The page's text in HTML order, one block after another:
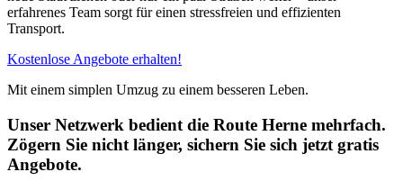
erfahrenes Team sorgt für einen stressfreien und effizienten
Transport.
Kostenlose Angebote erhalten!
Mit einem simplen Umzug zu einem besseren Leben.
Unser Netzwerk bedient die Route Herne mehrfach.
Zögern Sie nicht länger, sichern Sie sich jetzt gratis
Angebote.